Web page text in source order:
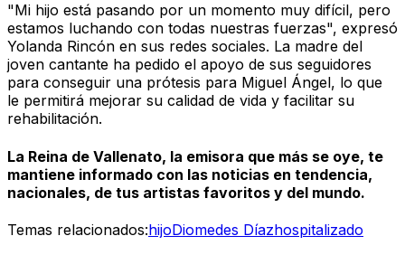
"Mi hijo está pasando por un momento muy difícil, pero
estamos luchando con todas nuestras fuerzas", expresó
Yolanda Rincón en sus redes sociales. La madre del
joven cantante ha pedido el apoyo de sus seguidores
para conseguir una prótesis para Miguel Ángel, lo que
le permitirá mejorar su calidad de vida y facilitar su
rehabilitación.
La Reina de Vallenato, la emisora que más se oye, te
mantiene informado con las noticias en tendencia,
nacionales, de tus artistas favoritos y del mundo.
Temas relacionados:hijoDiomedes Díazhospitalizado